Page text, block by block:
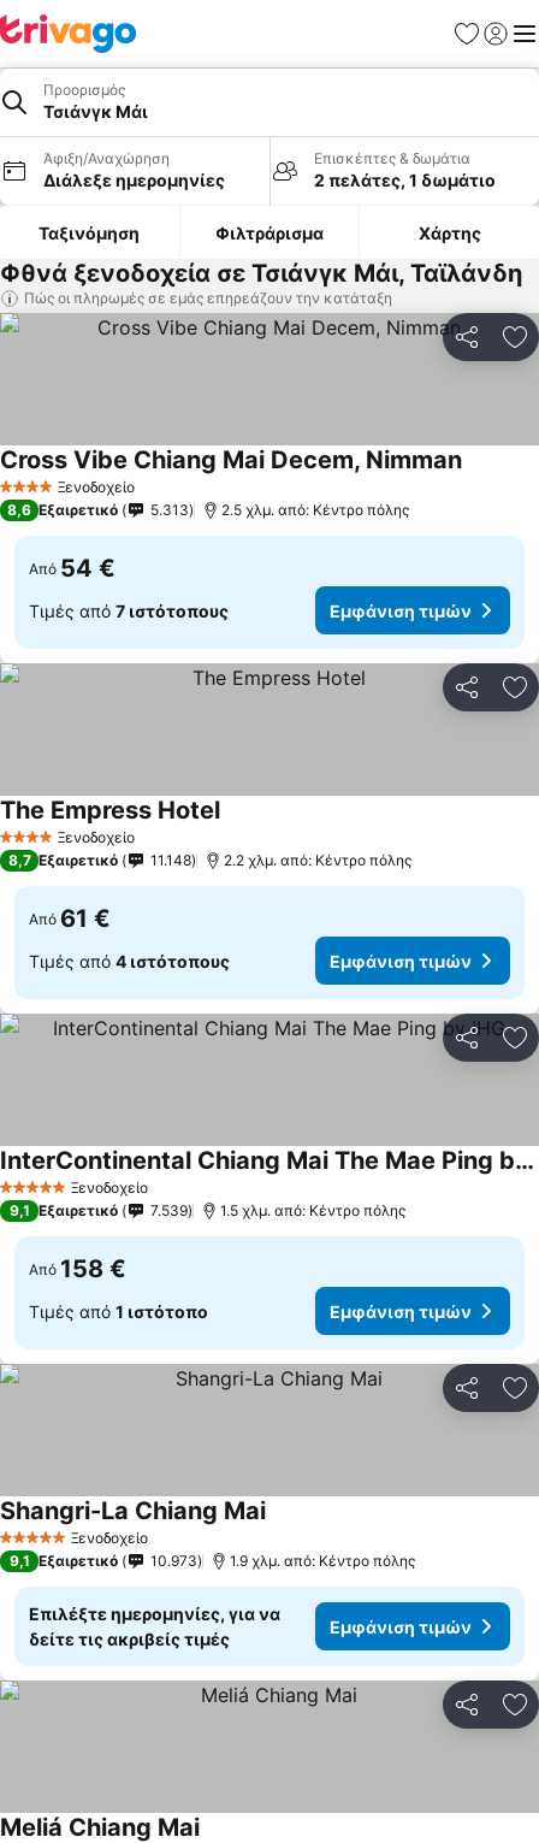
Προορισμός
Τσιάνγκ Μάι
Άφιξη/Αναχώρηση
Διάλεξε ημερομηνίες
Επισκέπτες & δωμάτια
2 πελάτες, 1 δωμάτιο
Ταξινόμηση Φιλτράρισμα Χάρτης
Φθνά ξενοδοχεία σε Τσιάνγκ Μάι, Ταϊλάνδη
Πώς οι πληρωμές σε εμάς επηρεάζουν την κατάταξη
4 ΑστέριαΞενοδοχείο
Cross Vibe Chiang Mai Decem, Nimman
8,6 Εξαιρετικό 5.313 2.5 χλμ. από: Κέντρο πόλης
Από 54 €
Τιμές από 7 ιστότοπους Εμφάνιση τιμών
4 ΑστέριαΞενοδοχείο
The Empress Hotel
8,7 Εξαιρετικό 11.148 2.2 χλμ. από: Κέντρο πόλης
Από 61 €
Τιμές από 4 ιστότοπους Εμφάνιση τιμών
5 Αστέρια Ξενοδοχείο
InterContinental Chiang Mai The Mae Ping by IHG
9,1 Εξαιρετικό 7.539 1.5 χλμ. από: Κέντρο πόλης
Από 158 €
Τιμές από 1 ιστότοπο Εμφάνιση τιμών
5 Αστέρια Ξενοδοχείο
Shangri-La Chiang Mai
9,1 Εξαιρετικό 10.973 1.9 χλμ. από: Κέντρο πόλης
Επιλέξτε ημερομηνίες, για να
δείτε τις ακριβείς τιμές
Εμφάνιση τιμών
Meliá Chiang Mai